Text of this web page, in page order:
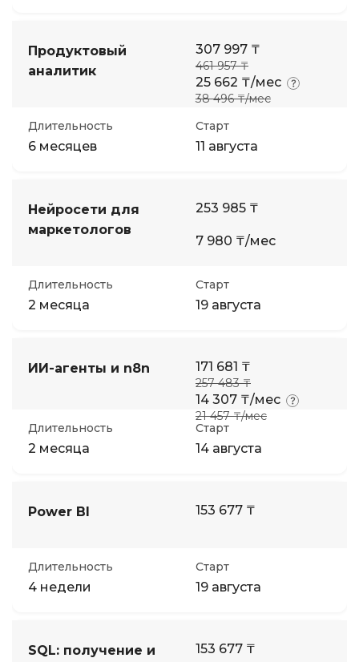
Продуктовый
аналитик
307 997 ₸
461 957 ₸
25 662 ₸/мес
38 496 ₸/мес
Длительность
6 месяцев
Старт
11 августа
Нейросети для
маркетологов
253 985 ₸
7 980 ₸/мес
Длительность
2 месяца
Старт
19 августа
ИИ-агенты и n8n 171 681 ₸
257 483 ₸
14 307 ₸/мес
21 457 ₸/мес
Длительность
2 месяца
Старт
14 августа
Power BI 153 677 ₸
Длительность
4 недели
Старт
19 августа
SQL: получение и
153 677 ₸